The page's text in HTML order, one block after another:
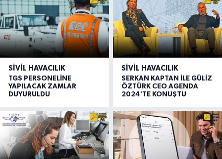
SIVIL HAVACILIK
TGS PERSONELİNE
YAPILACAK ZAMLAR
DUYURULDU
SIVIL HAVACILIK
SERKAN KAPTAN İLE GÜLİZ
ÖZTÜRK CEO AGENDA
2024'TE KONUŞTU